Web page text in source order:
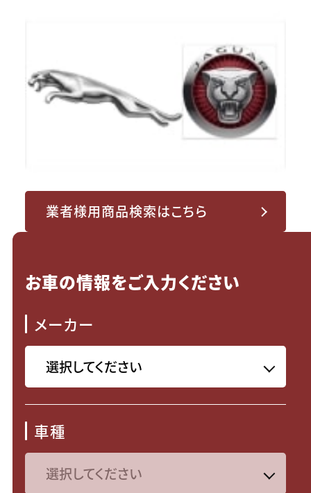
業者様用商品検索はこちら
お車の情報をご入力ください
メーカー
車種